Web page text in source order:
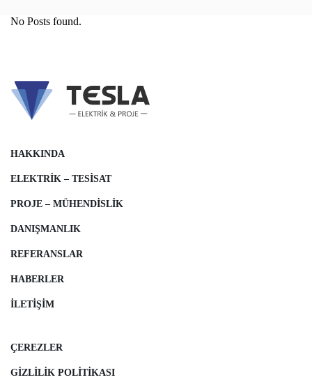
No Posts found.
HAKKINDA
ELEKTRIK – TESISAT
PROJE – MÜHENDISLIK
DANIŞMANLIK
REFERANSLAR
HABERLER
İLETIŞIM
ÇEREZLER
GIZLILIK POLITIKASI